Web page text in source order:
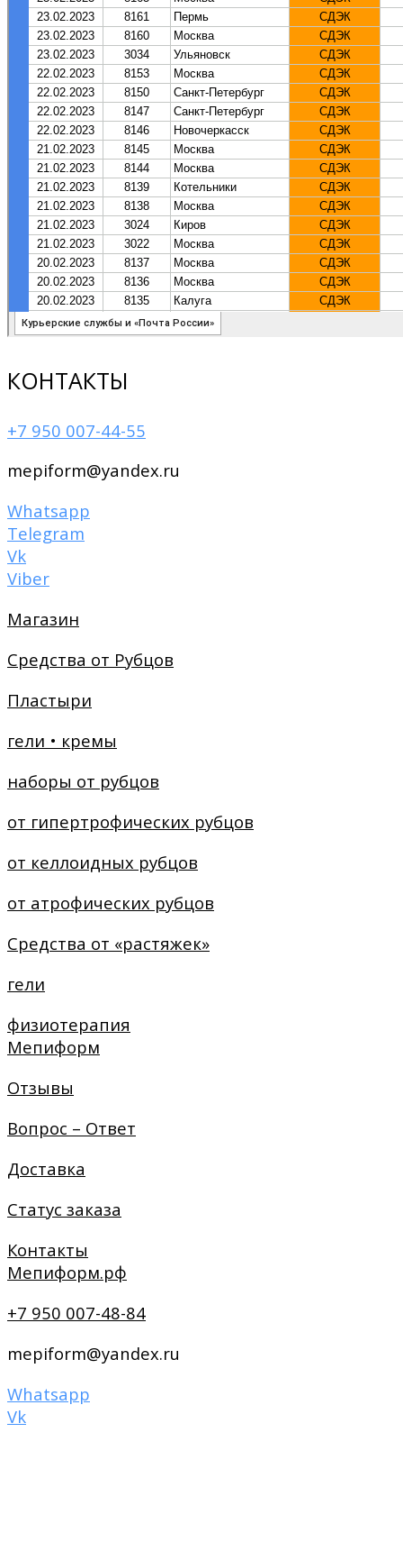
КОНТАКТЫ
+7 950 007-44-55
mepiform@yandex.ru
Whatsapp
Telegram
Vk
Viber
Магазин
Средства от Рубцов
Пластыри
гели • кремы
наборы от рубцов
от гипертрофических рубцов
от келлоидных рубцов
от атрофических рубцов
Средства от «растяжек»
гели
физиотерапия
Мепиформ
Отзывы
Вопрос – Ответ
Доставка
Статус заказа
Контакты
Мепиформ.рф
+7 950 007-48-84
mepiform@yandex.ru
Whatsapp
Vk